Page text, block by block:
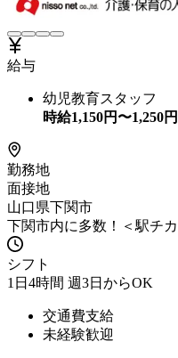
給与
幼児教育スタッフ
時給1,150円〜1,250円
勤務地
面接地
山口県下関市
下関市内に多数！＜駅チ
シフト
1日4時間 週3日からOK
交通費支給
未経験歓迎